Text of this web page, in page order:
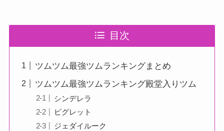
目次
ツムツム最強ツムランキングまとめ
ツムツム最強ツムランキング殿堂入りツム
シンデレラ
ピグレット
ジェダイルーク